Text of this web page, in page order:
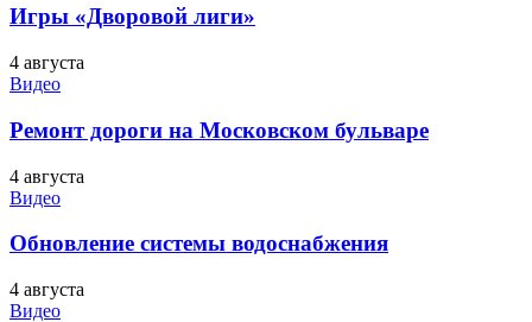
Игры «Дворовой лиги»
4 августа
Видео
Ремонт дороги на Московском бульваре
4 августа
Видео
Обновление системы водоснабжения
4 августа
Видео